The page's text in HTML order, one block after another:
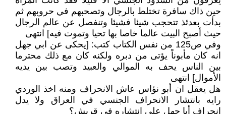
حين ذاك سافرة تختلط بالرجال وتصحبهم في حروبهم ثم
بدأت بعدئذ تتحجب شيئا فشيئا وتنفصل عن عالم الرجال
حيث أصبح البيت عالما خاصا بها تحيا وتموت فيه] انتهى
وفي ص125 من نفس الكتاب كتب: [يحكى عن ابي جهل
انه كان مأبوناً يؤتى من دبره ولكنه كان مع ذلك محترما
بين الناس يحف به الموالي والعبيد وتصب بين يديه
الأموال] انتهى
هل يعقل ان أبو نؤاس عاش الانحراف ومنه اخذ الوردي
رايه بانتشار الانحراف الجنسي في العراق ولا يدل
انحراف أبا جهل على انتشاره في قريش؟